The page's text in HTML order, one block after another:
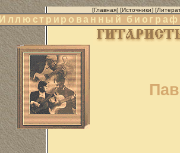
[Главная] [Источники] [
Иллюстрированный